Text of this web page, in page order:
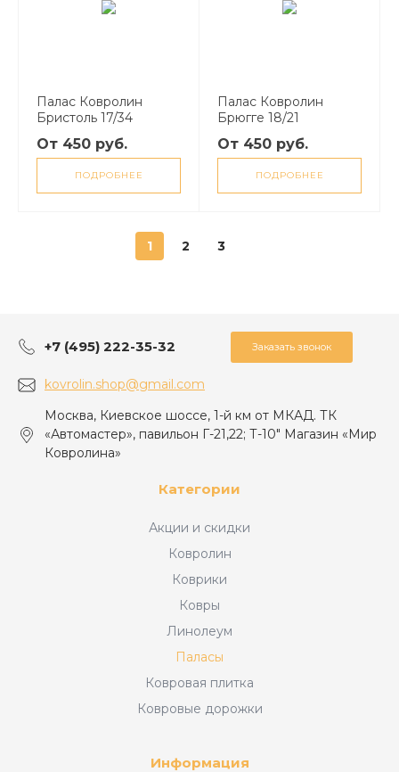
Палас Ковролин
Бристоль 17/34
От 450 руб.
ПОДРОБНЕЕ
Палас Ковролин
Брюгге 18/21
От 450 руб.
ПОДРОБНЕЕ
1 2 3
+7 (495) 222-35-32 Заказать звонок
kovrolin.shop@gmail.com
Москва, Киевское шоссе, 1-й км от МКАД. ТК
«Автомастер», павильон Г-21,22; Т-10" Магазин «Мир
Ковролина»
Категории
Акции и скидки
Ковролин
Коврики
Ковры
Линолеум
Паласы
Ковровая плитка
Ковровые дорожки
Информация